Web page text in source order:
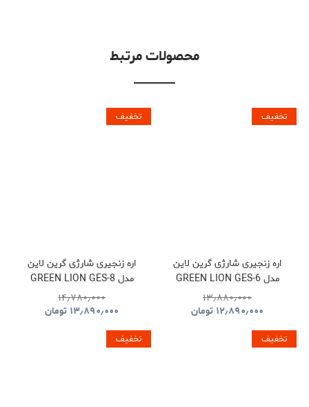
محصولات مرتبط
تخفیف
اره زنجیری شارژی گرین لاین
مدل GREEN LION GES-6
CORDLESS ELECTRIC
CHAINSAW
۱۳٫۸۸۰٫۰۰۰
۱۲٫۸۹۰٫۰۰۰ تومان
تخفیف
اره زنجیری شارژی گرین لاین
مدل GREEN LION GES-8
BRUSHLESS CORDLESS
CHAINSAW GNOCSWTLGN
۱۴٫۷۸۰٫۰۰۰
۱۳٫۸۹۰٫۰۰۰ تومان
تخفیف تخفیف